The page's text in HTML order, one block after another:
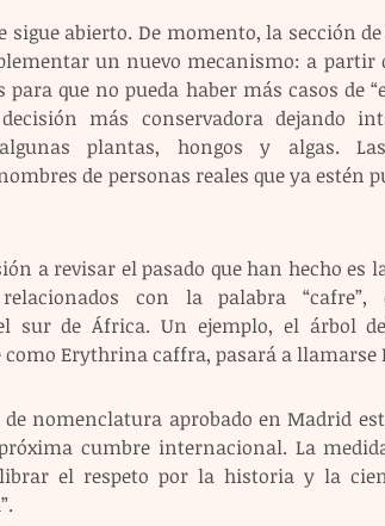
sigue abierto. De momento, la sección
un nuevo mecanismo: a partir
que no pueda haber más casos de
más conservadora dejando
plantas, hongos y algas.
de personas reales que ya estén
a revisar el pasado que han hecho
con la palabra “cafre”,
sur de África. Un ejemplo, el árbol
Erythrina caffra, pasará a
de nomenclatura aprobado en Madrid
cumbre internacional. La
el respeto por la historia y la